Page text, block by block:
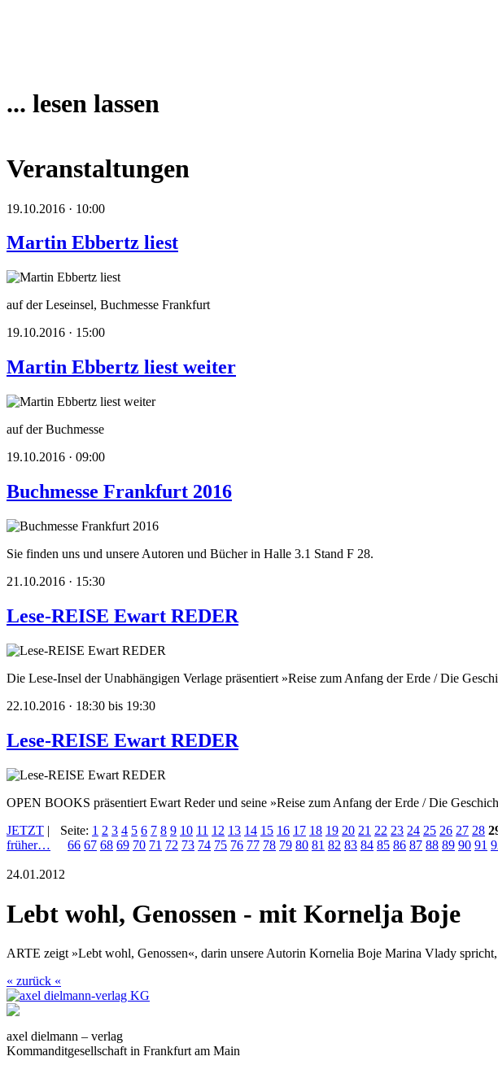
... lesen lassen
Veranstaltungen
19.10.2016 · 10:00
Martin Ebbertz liest
auf der Leseinsel, Buchmesse Frankfurt
19.10.2016 · 15:00
Martin Ebbertz liest weiter
auf der Buchmesse
19.10.2016 · 09:00
Buchmesse Frankfurt 2016
Sie finden uns und unsere Autoren und Bücher in Halle 3.1 Stand F 28.
21.10.2016 · 15:30
Lese-REISE Ewart REDER
Die Lese-Insel der Unabhängigen Verlage präsentiert »Reise zum Anfang der Erde / Die
22.10.2016 · 18:30 bis 19:30
Lese-REISE Ewart REDER
OPEN BOOKS präsentiert Ewart Reder und seine »Reise zum Anfang der Erde / Die
JETZT |
früher…
Seite: 1 2 3 4 5 6 7 8 9 10 11 12 13 14 15 16 17 18 19 20 21 22 23 24 25 26 27 28
66 67 68 69 70 71 72 73 74 75 76 77 78 79 80 81 82 83 84 85 86 87 88 89 90 91
24.01.2012
Lebt wohl, Genossen - mit Kornelja Boje
ARTE zeigt »Lebt wohl, Genossen«, darin unsere Autorin Kornelia Boje Marina Vlady
« zurück «
axel dielmann – verlag
Kommanditgesellschaft in Frankfurt am Main